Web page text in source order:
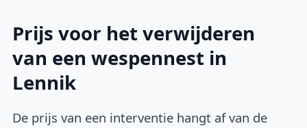
Prijs voor het verwijderen
van een wespennest in
Lennik
De prijs van een interventie hangt af van de